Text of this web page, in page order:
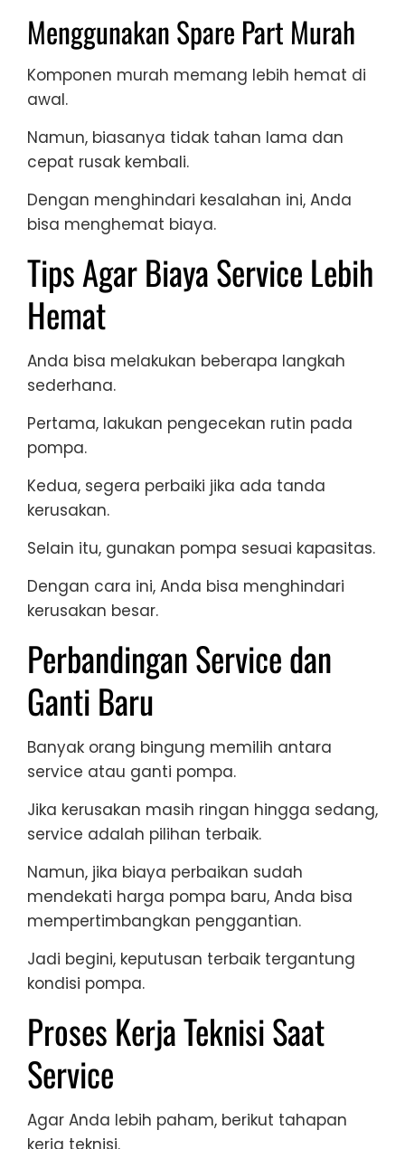
Menggunakan Spare Part Murah
Komponen murah memang lebih hemat di
awal.
Namun, biasanya tidak tahan lama dan
cepat rusak kembali.
Dengan menghindari kesalahan ini, Anda
bisa menghemat biaya.
Tips Agar Biaya Service Lebih
Hemat
Anda bisa melakukan beberapa langkah
sederhana.
Pertama, lakukan pengecekan rutin pada
pompa.
Kedua, segera perbaiki jika ada tanda
kerusakan.
Selain itu, gunakan pompa sesuai kapasitas.
Dengan cara ini, Anda bisa menghindari
kerusakan besar.
Perbandingan Service dan
Ganti Baru
Banyak orang bingung memilih antara
service atau ganti pompa.
Jika kerusakan masih ringan hingga sedang,
service adalah pilihan terbaik.
Namun, jika biaya perbaikan sudah
mendekati harga pompa baru, Anda bisa
mempertimbangkan penggantian.
Jadi begini, keputusan terbaik tergantung
kondisi pompa.
Proses Kerja Teknisi Saat
Service
Agar Anda lebih paham, berikut tahapan